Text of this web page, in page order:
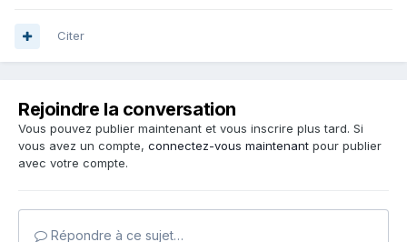
Citer
Rejoindre la conversation
Vous pouvez publier maintenant et vous inscrire plus tard. Si
vous avez un compte, connectez-vous maintenant pour publier
avec votre compte.
Répondre à ce sujet…